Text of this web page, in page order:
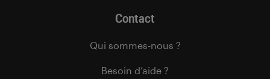
Contact
Qui sommes-nous ?
Besoin d’aide ?